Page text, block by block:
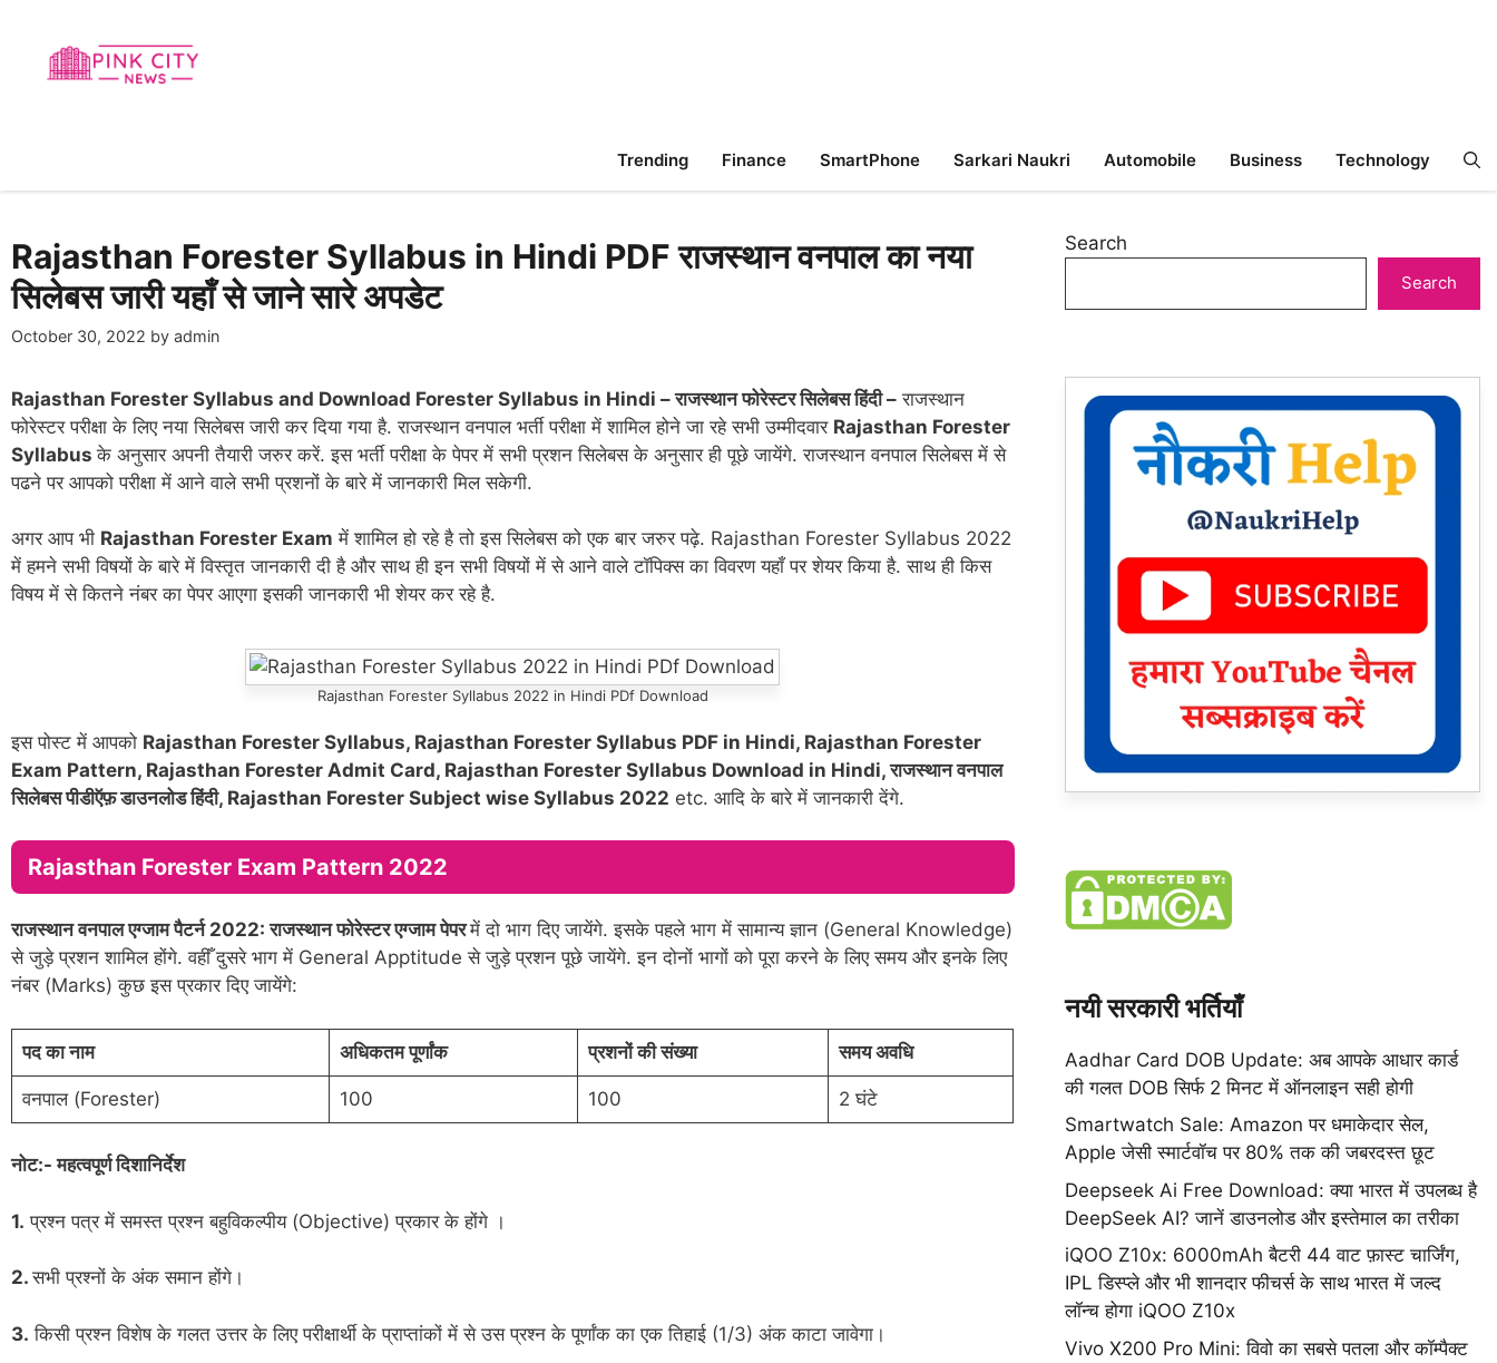
content
Trending Finance SmartPhone Sarkari Naukri Automobile Business Technology
Rajasthan Forester Syllabus in Hindi PDF राजस्थान वनपाल का नया
सिलेबस जारी यहाँ से जाने सारे अपडेट
October 30, 2022 by admin
Rajasthan Forester Syllabus and Download Forester Syllabus in Hindi – राजस्थान फोरेस्टर सिलेबस हिंदी – राजस्थान
फोरेस्टर परीक्षा के लिए नया सिलेबस जारी कर दिया गया है. राजस्थान वनपाल भर्ती परीक्षा में शामिल होने जा रहे सभी उम्मीदवार Rajasthan Forester
Syllabusके अनुसार अपनी तैयारी जरुर करें. इस भर्ती परीक्षा के पेपर में सभी प्रशन सिलेबस के अनुसार ही पूछे जायेंगे. राजस्थान वनपाल सिलेबस में से
पढने पर आपको परीक्षा में आने वाले सभी प्रशनों के बारे में जानकारी मिल सकेगी.
अगर आप भी Rajasthan Forester Exam में शामिल हो रहे है तो इस सिलेबस को एक बार जरुर पढ़े. Rajasthan Forester Syllabus 2022
में हमने सभी विषयों के बारे में विस्तृत जानकारी दी है और साथ ही इन सभी विषयों में से आने वाले टॉपिक्स का विवरण यहाँ पर शेयर किया है. साथ ही किस
विषय में से कितने नंबर का पेपर आएगा इसकी जानकारी भी शेयर कर रहे है.
Rajasthan Forester Syllabus 2022 in Hindi PDf Download
इस पोस्ट में आपको Rajasthan Forester Syllabus, Rajasthan Forester Syllabus PDF in Hindi, Rajasthan Forester
Exam Pattern, Rajasthan Forester Admit Card, Rajasthan Forester Syllabus Download in Hindi, राजस्थान वनपाल
सिलेबस पीडीऍफ़ डाउनलोड हिंदी, Rajasthan Forester Subject wise Syllabus 2022 etc. आदि के बारे में जानकारी देंगे.
Rajasthan Forester Exam Pattern 2022
राजस्थान वनपाल एग्जाम पैटर्न 2022: राजस्थान फोरेस्टर एग्जाम पेपरमें दो भाग दिए जायेंगे. इसके पहले भाग में सामान्य ज्ञान (General Knowledge)
से जुड़े प्रशन शामिल होंगे. वहीँ दुसरे भाग में General Apptitude से जुड़े प्रशन पूछे जायेंगे. इन दोनों भागों को पूरा करने के लिए समय और इनके लिए
नंबर (Marks) कुछ इस प्रकार दिए जायेंगे:
पद का नाम अधिकतम पूर्णांक प्रशनों की संख्या समय अवधि
वनपाल (Forester) 100 100 2 घंटे
नोट:- महत्वपूर्ण दिशानिर्देश
1. प्रश्न पत्र में समस्त प्रश्न बहुविकल्पीय (Objective) प्रकार के होंगे ।
2.सभी प्रश्नों के अंक समान होंगे।
3. किसी प्रश्न विशेष के गलत उत्तर के लिए परीक्षार्थी के प्राप्तांकों में से उस प्रश्न के पूर्णांक का एक तिहाई (1/3) अंक काटा जावेगा।
Search
Search
नयी सरकारी भर्तियाँ
Aadhar Card DOB Update: अब आपके आधार कार्ड
की गलत DOB सिर्फ 2 मिनट में ऑनलाइन सही होगी
Smartwatch Sale: Amazon पर धमाकेदार सेल,
Apple जेसी स्मार्टवॉच पर 80% तक की जबरदस्त छूट
Deepseek Ai Free Download: क्या भारत में उपलब्ध है
DeepSeek AI? जानें डाउनलोड और इस्तेमाल का तरीका
iQOO Z10x: 6000mAh बैटरी 44 वाट फ़ास्ट चार्जिंग,
IPL डिस्प्ले और भी शानदार फीचर्स के साथ भारत में जल्द
लॉन्च होगा iQOO Z10x
Vivo X200 Pro Mini: विवो का सबसे पतला और कॉम्पैक्ट